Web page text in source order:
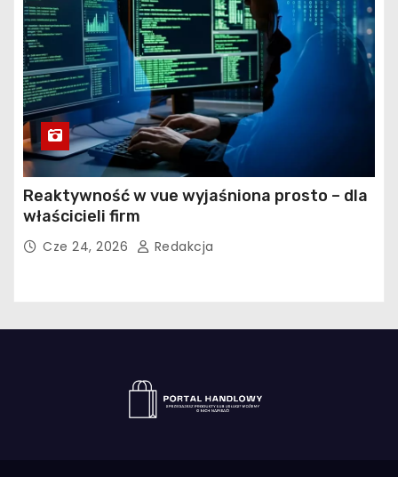
Reaktywność w vue wyjaśniona prosto – dla
właścicieli firm
Cze 24, 2026 Redakcja